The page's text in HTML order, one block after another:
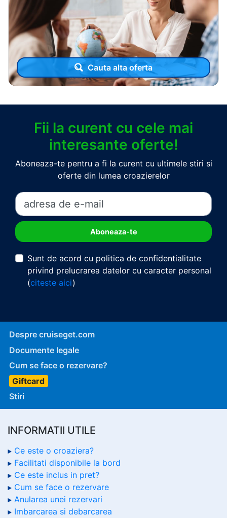
Cauta alta oferta
Fii la curent cu cele mai
interesante oferte!
Aboneaza-te pentru a fi la curent cu ultimele stiri si
oferte din lumea croazierelor
Sunt de acord cu politica de confidentialitate
privind prelucrarea datelor cu caracter personal
(citeste aici)
Despre cruiseget.com
Documente legale
Cum se face o rezervare?
Giftcard
Stiri
INFORMATII UTILE
Ce este o croaziera?
Facilitati disponibile la bord
Ce este inclus in pret?
Cum se face o rezervare
Anularea unei rezervari
Imbarcarea si debarcarea